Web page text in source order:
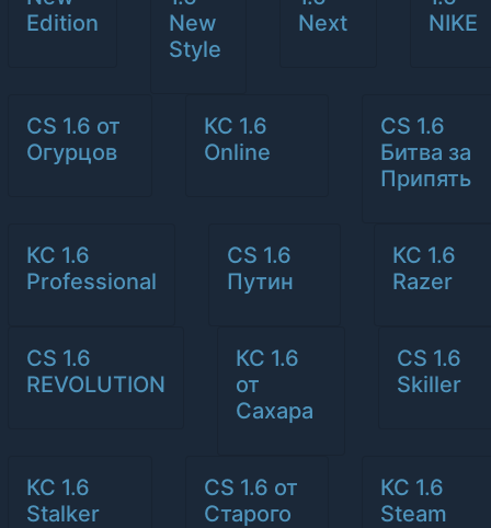
Edition
New
Style
Next
NIKE
CS 1.6 от
Огурцов
КС 1.6
Online
CS 1.6
Битва за
Припять
КС 1.6
Professional
CS 1.6
Путин
КС 1.6
Razer
CS 1.6
REVOLUTION
КС 1.6
от
Сахара
CS 1.6
Skiller
КС 1.6
Stalker
CS 1.6 от
Старого
КС 1.6
Steam